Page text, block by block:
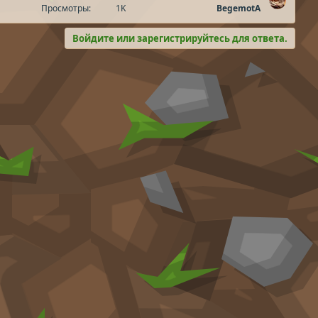
Просмотры 1K BegemotA
Войдите или зарегистрируйтесь для ответа.